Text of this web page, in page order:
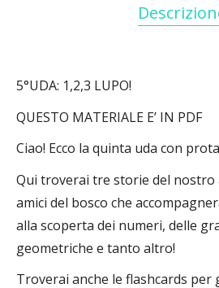
5°UDA: 1,2,3 LUPO!
QUESTO MATERIALE E’ IN PDF
Ciao! Ecco la quinta uda con
Qui troverai tre storie del nostro
amici del bosco che
alla scoperta dei numeri, delle
geometriche e tanto altro!
Troverai anche le flashcards per